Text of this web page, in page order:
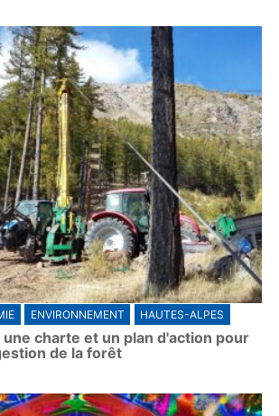
ENVIRONNEMENT HAUTES-ALPES
charte et un plan d'action pour
de la forêt